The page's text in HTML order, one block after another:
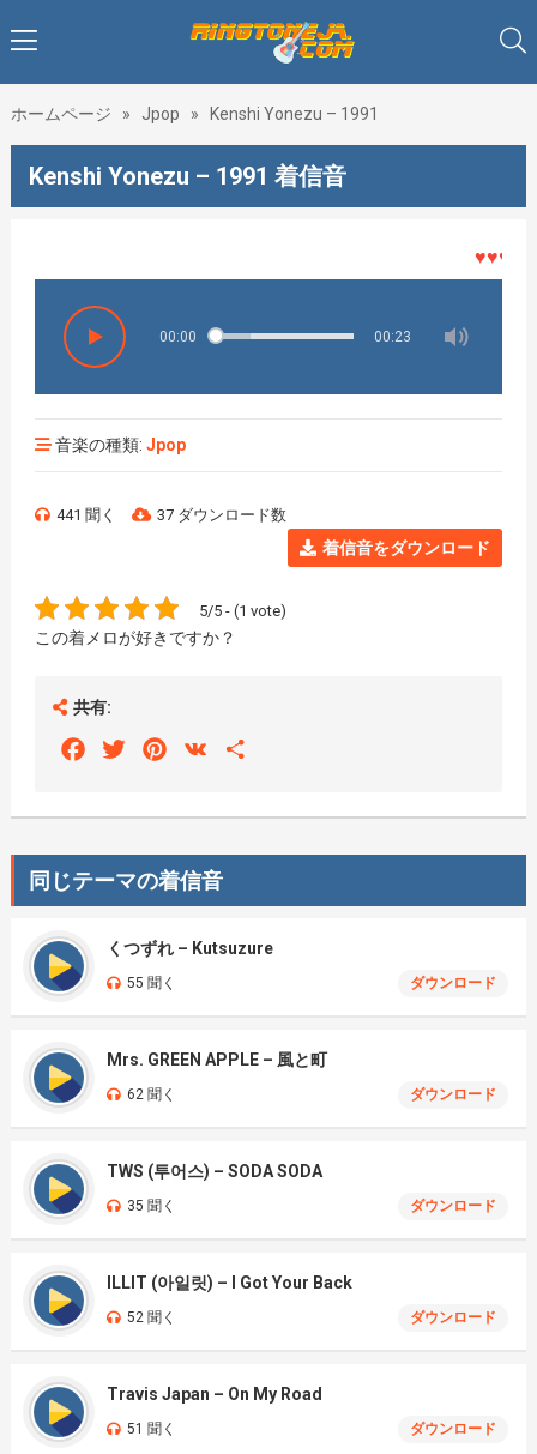
ホームページ » Jpop » Kenshi Yonezu – 1991
Kenshi Yonezu – 1991 着信音
♥♥♥着メ
00:00 00:23
音楽の種類: Jpop
441 聞く 37 ダウンロード数
着信音をダウンロード
5/5 - (1 vote)
この着メロが好きですか？
共有:
FacebookTwitterPinterest
VK
同じテーマの着信音
くつずれ – Kutsuzure
55 聞く ダウンロード
Mrs. GREEN APPLE – 風と町
62 聞く ダウンロード
TWS (투어스) – SODA SODA
35 聞く ダウンロード
ILLIT (아일릿) – I Got Your Back
52 聞く ダウンロード
Travis Japan – On My Road
51 聞く ダウンロード